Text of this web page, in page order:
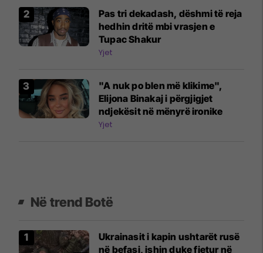
Pas tri dekadash, dëshmi të reja
hedhin dritë mbi vrasjen e
Tupac Shakur
Yjet
"A nuk po blen më klikime",
Elijona Binakaj i përgjigjet
ndjekësit në mënyrë ironike
Yjet
Në trend Botë
Ukrainasit i kapin ushtarët rusë
në befasi, ishin duke fjetur në